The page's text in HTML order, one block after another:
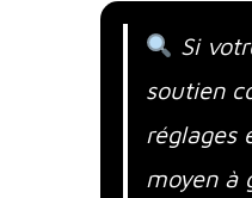
Si
soutien
réglages
moyen à